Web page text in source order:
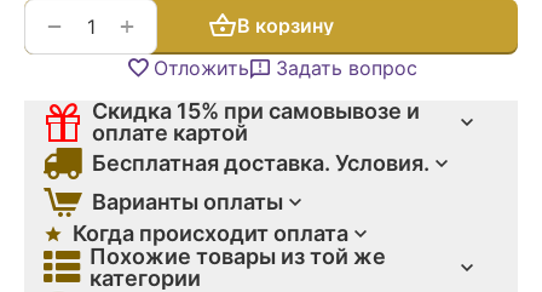
+
−
В корзину
Отложить
Задать вопрос
Скидка 15% при самовывозе и
оплате картой
Бесплатная доставка. Условия.
Варианты оплаты
Когда происходит оплата
Похожие товары из той же
категории